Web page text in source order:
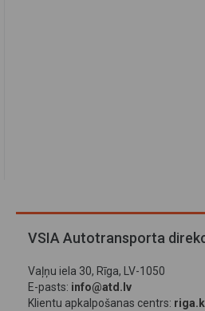
VSIA Autotransporta
Vaļņu iela 30, Rīga, LV-1050
E-pasts: info@atd.lv
Klientu apkalpošanas centrs: